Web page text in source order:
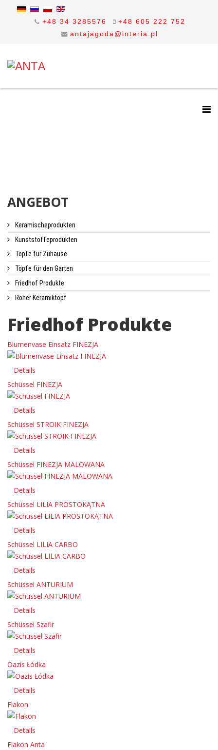
+48 34 3285576
+48 605 222 752
antajagoda@interia.pl
ANGEBOT
Keramischeprodukten
Kunststoffeprodukten
Töpfe für Zuhause
Töpfe für den Garten
Friedhof Produkte
Roher Keramiktopf
Friedhof Produkte
Blumenvase Einsatz FINEZJA
Details
Schüssel FINEZJA
Details
Schüssel STROIK FINEZJA
Details
Schüssel FINEZJA MALOWANA
Details
Schüssel LILIA PROSTOKĄTNA
Details
Schüssel LILIA CARBO
Details
Schüssel ANTURIUM
Details
Schüssel Szafir
Details
Oazis Łódka
Details
Flakon
Details
Flakon Anta